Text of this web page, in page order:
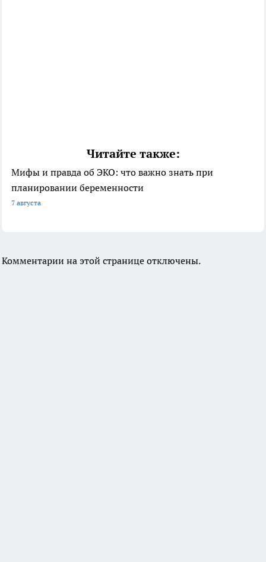
Читайте также:
Мифы и правда об ЭКО: что важно знать при
планировании беременности
7 августа
Комментарии на этой странице отключены.